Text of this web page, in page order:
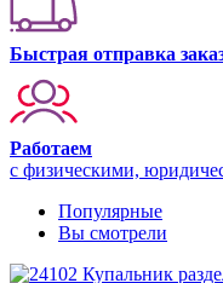
Быстрая отправка
Работаем
с физическими,
Популярные
Вы смотрели